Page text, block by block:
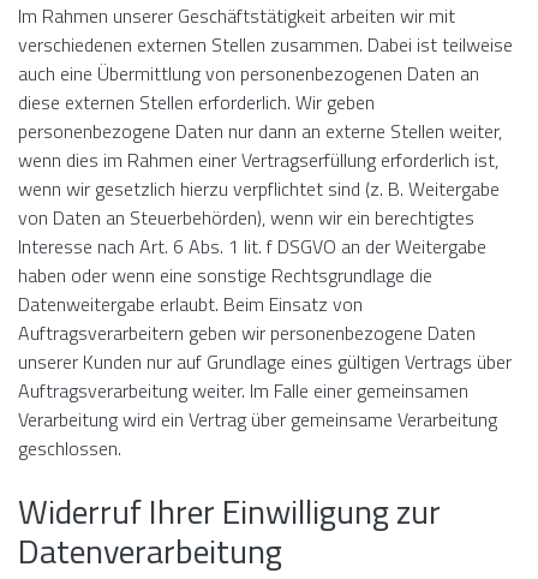
Im Rahmen unserer Geschäftstätigkeit arbeiten wir mit
verschiedenen externen Stellen zusammen. Dabei ist teilweise
auch eine Übermittlung von personenbezogenen Daten an
diese externen Stellen erforderlich. Wir geben
personenbezogene Daten nur dann an externe Stellen weiter,
wenn dies im Rahmen einer Vertragserfüllung erforderlich ist,
wenn wir gesetzlich hierzu verpflichtet sind (z. B. Weitergabe
von Daten an Steuerbehörden), wenn wir ein berechtigtes
Interesse nach Art. 6 Abs. 1 lit. f DSGVO an der Weitergabe
haben oder wenn eine sonstige Rechtsgrundlage die
Datenweitergabe erlaubt. Beim Einsatz von
Auftragsverarbeitern geben wir personenbezogene Daten
unserer Kunden nur auf Grundlage eines gültigen Vertrags über
Auftragsverarbeitung weiter. Im Falle einer gemeinsamen
Verarbeitung wird ein Vertrag über gemeinsame Verarbeitung
geschlossen.
Widerruf Ihrer Einwilligung zur
Datenverarbeitung